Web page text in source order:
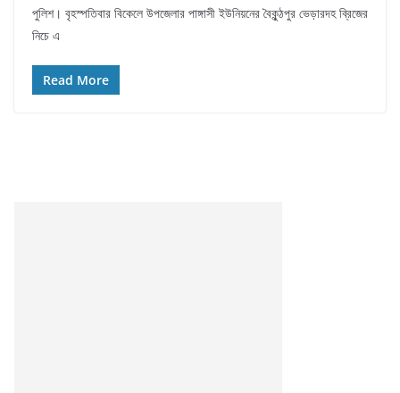
পুলিশ। বৃহস্পতিবার বিকেলে উপজেলার পাঙ্গাসী ইউনিয়নের বৈকুন্ঠপুর ভেড়ারদহ ব্রিজের
নিচে এ
Read More